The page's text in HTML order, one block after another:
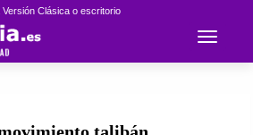
Versión Clásica o escritorio
Toggle